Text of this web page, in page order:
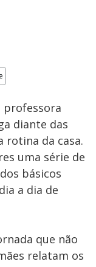
professora
diante das
rotina da casa.
uma série de
básicos
a dia de
que não
relatam os